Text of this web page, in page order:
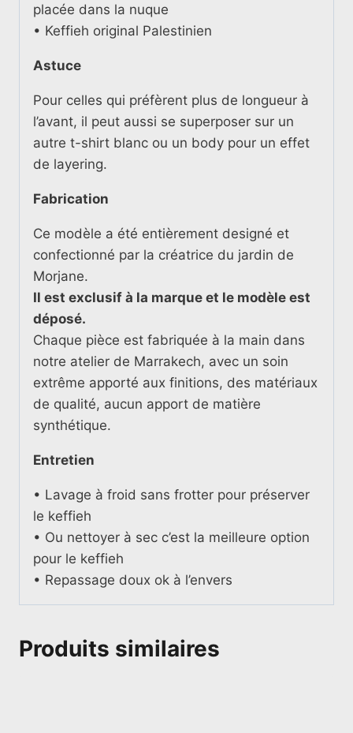
placée dans la nuque
• Keffieh original Palestinien
Astuce
Pour celles qui préfèrent plus de longueur à
l’avant, il peut aussi se superposer sur un
autre t-shirt blanc ou un body pour un effet
de layering.
Fabrication
Ce modèle a été entièrement designé et
confectionné par la créatrice du jardin de
Morjane.
Il est exclusif à la marque et le modèle est
déposé.
Chaque pièce est fabriquée à la main dans
notre atelier de Marrakech, avec un soin
extrême apporté aux finitions, des matériaux
de qualité, aucun apport de matière
synthétique.
Entretien
• Lavage à froid sans frotter pour préserver
le keffieh
• Ou nettoyer à sec c’est la meilleure option
pour le keffieh
• Repassage doux ok à l’envers
Produits similaires